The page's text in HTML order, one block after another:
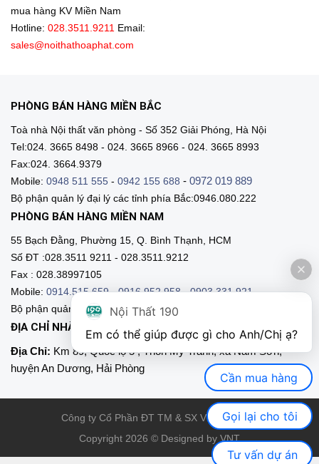
mua hàng KV Miền Nam
Hotline: 028.3511.9211 Email:
sales@noithathoaphat.com
PHÒNG BÁN HÀNG MIỀN BẮC
Toà nhà Nội thất văn phòng - Số 352 Giải Phóng, Hà Nội
Tel:024. 3665 8498 - 024. 3665 8966 - 024. 3665 8993
Fax:024. 3664.9379
Mobile: 0948 511 555 - 0942 155 688 - 0972 019 889
Bộ phận quản lý đại lý các tỉnh phía Bắc:0946.080.222
PHÒNG BÁN HÀNG MIỀN NAM
55 Bạch Đằng, Phường 15, Q. Bình Thạnh, HCM
Số ĐT :028.3511 9211 - 028.3511.9212
Fax : 028.38997105
Mobile: 0914.515.659-0916.952.958-0903.331.921
Bộ phận quản lý đại lý các tỉnh phía Nam:0903.331.9211
ĐỊA CHỈ NHÀ MÁY SẢN XUẤT
Địa Chỉ: Km 89, Quốc lộ 5 , Thôn Mỹ Tranh, xã Nam Sơn,
huyện An Dương, Hải Phòng
Công ty Cổ Phần ĐT TM & SX Việt Nội Thất
Copyright 2026 © Designed by VNT
Nội Thất 190
Cần mua hàng
Gọi lại cho tôi
Tư vấn dự án